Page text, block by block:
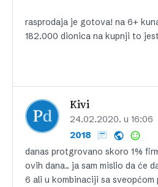
rasprodaja je gotova! na 6+
182.000 dionica na kupnji to jest
Kivi
24.02.2020. u 16:06
2018
danas protgrovano skoro 1%
ovih dana.. ja sam mislio da će
6 ali u kombinaciji sa sveopćom